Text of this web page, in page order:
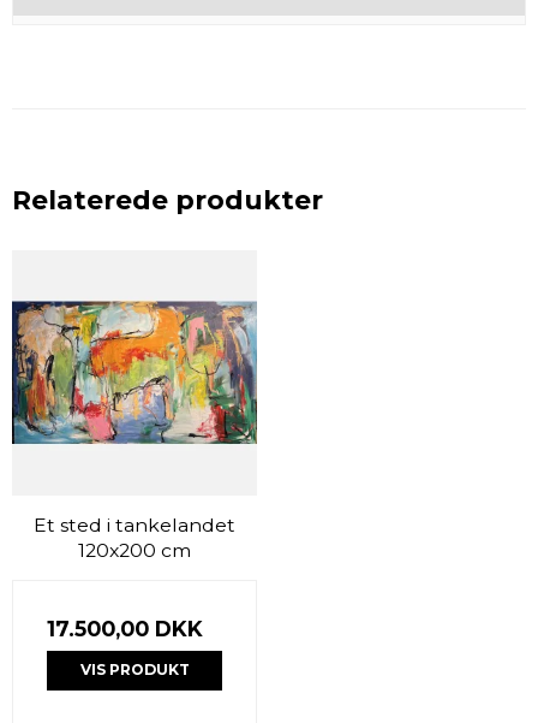
Relaterede produkter
Et sted i tankelandet
120x200 cm
17.500,00 DKK
VIS PRODUKT